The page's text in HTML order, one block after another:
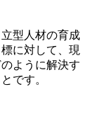
型人材の育成
に対して、現
ように解決す
です。